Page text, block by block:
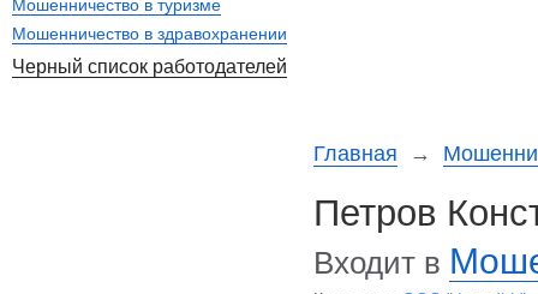
Главная →
Петров
Входит в
Мошенничество в туризме
Мошенничество в здравохранении
Черный список работодателей